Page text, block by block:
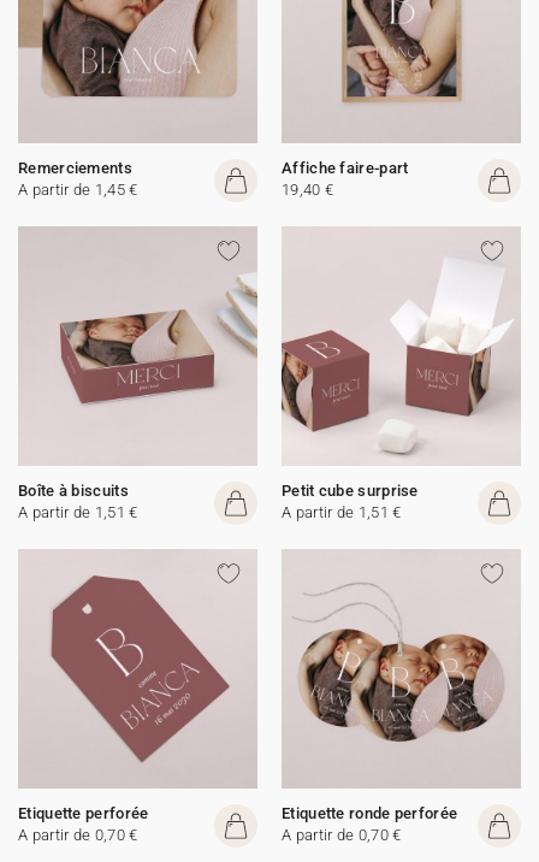
Remerciements
A partir de 1,45 €
Affiche faire-part
19,40 €
Boîte à biscuits
A partir de 1,51 €
Petit cube surprise
A partir de 1,51 €
Etiquette perforée
A partir de 0,70 €
Etiquette ronde perforée
A partir de 0,70 €